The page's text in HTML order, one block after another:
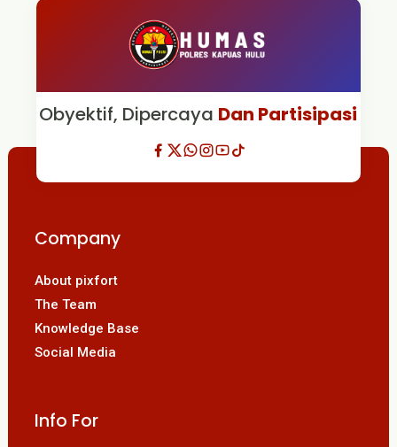
Obyektif, Dipercaya Dan Partisipasi
Company
About pixfort
The Team
Knowledge Base
Social Media
Info For